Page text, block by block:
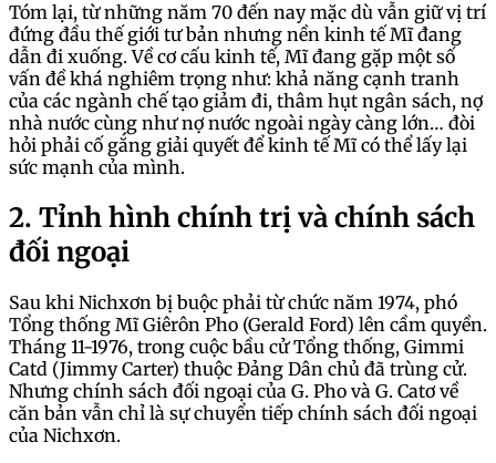
Tóm lại, từ những năm 70 đến nay mặc dù vẫn giữ vị trí
đứng đầu thế giới tư bản nhưng nền kinh tế Mĩ đang
dẫn đi xuống. Về cơ cấu kinh tế, Mĩ đang gặp một số
vấn đề khá nghiêm trọng như: khả năng cạnh tranh
của các ngành chế tạo giảm đi, thâm hụt ngân sách, nợ
nhà nước cùng như nợ nước ngoài ngày càng lớn… đòi
hỏi phải cố gắng giải quyết để kinh tế Mĩ có thể lấy lại
sức mạnh của mình.
2. Tỉnh hình chính trị và chính sách
đối ngoại
Sau khi Nichxơn bị buộc phải từ chức năm 1974, phó
Tổng thống Mĩ Giêrôn Pho (Gerald Ford) lên cầm quyền.
Tháng 11-1976, trong cuộc bầu cử Tổng thống, Gimmi
Catd (Jimmy Carter) thuộc Đảng Dân chủ đã trùng cử.
Nhưng chính sách đối ngoại của G. Pho và G. Catơ về
căn bản vẫn chỉ là sự chuyển tiếp chính sách đối ngoại
của Nichxơn.